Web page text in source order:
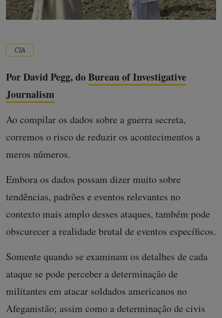
CIA
Por David Pegg, doBureau of Investigative
Journalism
Ao compilar os dados sobre a guerra secreta,
corremos o risco de reduzir os acontecimentos a
meros números.
Embora os dados possam dizer muito sobre
tendências, padrões e eventos relevantes no
contexto mais amplo desses ataques, também pode
obscurecer a realidade brutal de eventos específicos.
Somente quando se examinam os detalhes de cada
ataque se pode perceber a determinação de
militantes em atacar soldados americanos no
Afeganistão; assim como a determinação de civis